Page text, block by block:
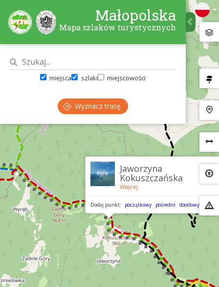
×
Jaworzyna
Kokuszczańska
Więcej
Dodaj punkt: początkowy pośredni docelowy
Małopolska
Mapa szlaków turystycznych
miejsca szlaki miejscowości
Wyznacz trasę